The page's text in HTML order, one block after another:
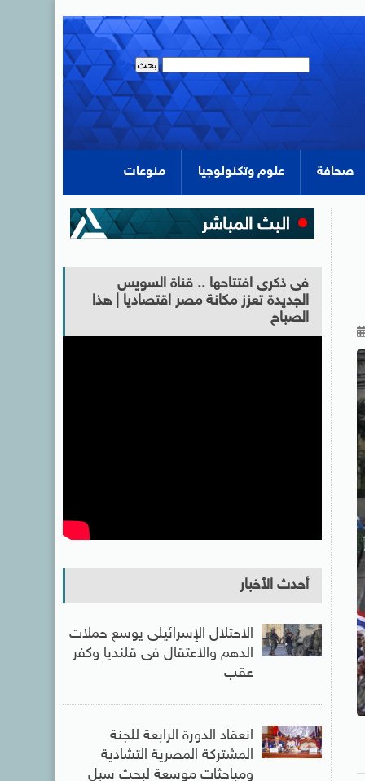
صحافة علوم وتكنولوجيا منوعات
فى ذكرى افتتاحها .. قناة السويس
الجديدة تعزز مكانة مصر اقتصاديا | هذا
الصباح
أحدث الأخبار
الاحتلال الإسرائيلى يوسع حملات
الدهم والاعتقال فى قلنديا وكفر
عقب
انعقاد الدورة الرابعة للجنة
المشتركة المصرية التشادية
ومباحثات موسعة لبحث سبل